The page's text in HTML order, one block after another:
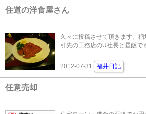
住道の洋食屋さん
久々に投稿させて頂きます。稲垣で
引先の工務店のU社長と昼飯で
2012-07-31 福井日記
任意売却